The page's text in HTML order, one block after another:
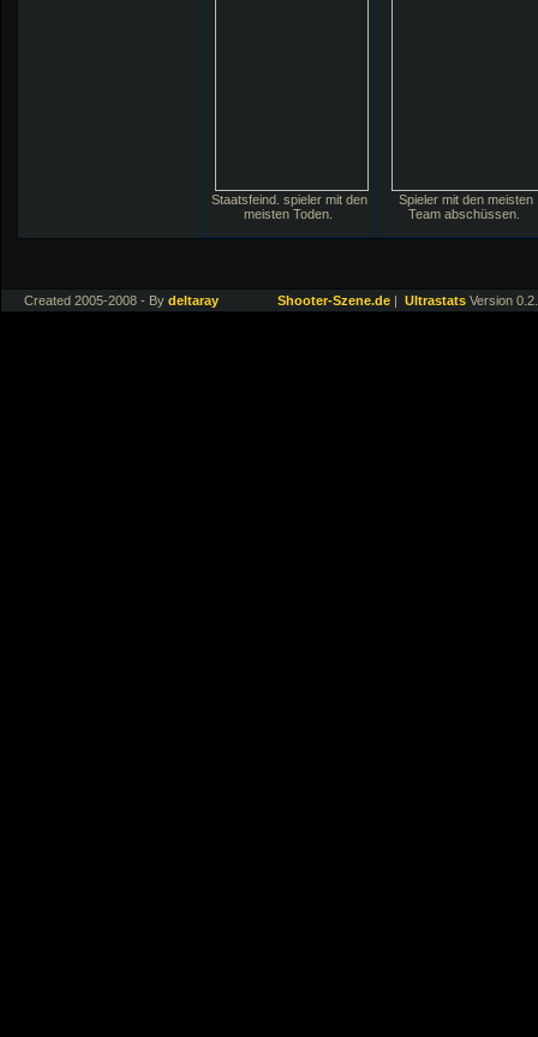
Staatsfeind. spieler mit den
meisten Toden.
Spieler mit den meisten
Team abschüssen.
Created 2005-2008 - By deltaray Shooter-Szene.de | Ultrastats Version